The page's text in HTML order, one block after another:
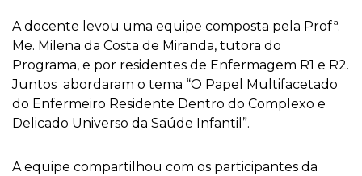
A docente levou uma equipe composta pela Profª.
Me. Milena da Costa de Miranda, tutora do
Programa, e por residentes de Enfermagem R1 e R2.
Juntos abordaram o tema “O Papel Multifacetado
do Enfermeiro Residente Dentro do Complexo e
Delicado Universo da Saúde Infantil”.
A equipe compartilhou com os participantes da